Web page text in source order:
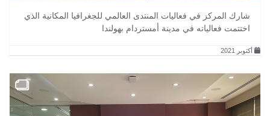
شارك المركز في فعاليات المنتدى العالمي للجغرافيا المكانية الذي
اختتمت فعالياته في مدينة أمستردام بهولندا
أكتوبر 2021